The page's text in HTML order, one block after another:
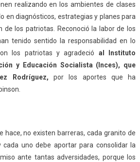
realizando en los ambientes de clases
en diagnósticos, estrategias y planes para
de los patriotas. Reconoció la labor de los
tenido sentido la responsabilidad en lo
los patriotas y agradeció al Instituto
y Educación Socialista (Inces), que
Rodríguez, por los aportes que ha
hace, no existen barreras, cada granito de
uno debe aportar para consolidar la
ante tantas adversidades, porque los